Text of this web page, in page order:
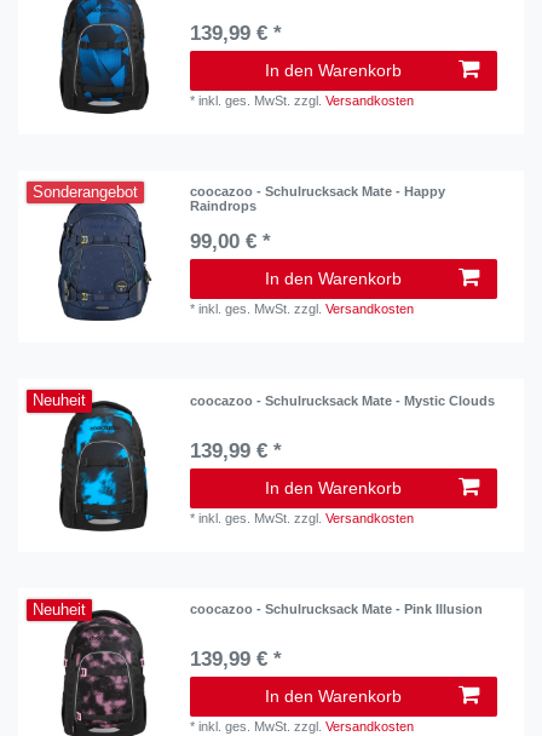
139,99 € *
In den Warenkorb
*inkl. ges. MwSt. zzgl.Versandkosten
Sonderangebot
coocazoo - Schulrucksack Mate - Happy
Raindrops
99,00 € *
In den Warenkorb
*inkl. ges. MwSt. zzgl.Versandkosten
Neuheit coocazoo - Schulrucksack Mate - Mystic Clouds
139,99 € *
In den Warenkorb
*inkl. ges. MwSt. zzgl.Versandkosten
Neuheit coocazoo - Schulrucksack Mate - Pink Illusion
139,99 € *
In den Warenkorb
*inkl. ges. MwSt. zzgl.Versandkosten